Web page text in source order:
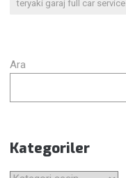
teryaki garaj full car service
Ara
Kategoriler